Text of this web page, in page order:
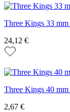
Three Kings 33
24,12 €
Three Kings 40
2,67 €